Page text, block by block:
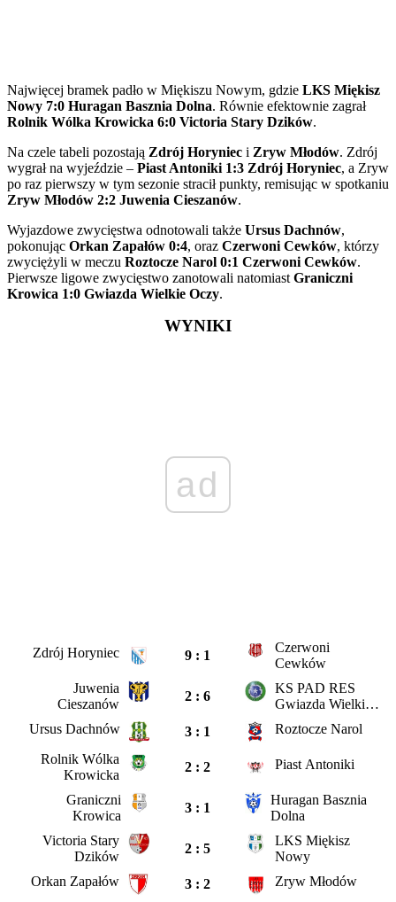
Najwięcej bramek padło w Miękiszu Nowym, gdzie LKS Miękisz
Nowy 7:0 Huragan Basznia Dolna. Równie efektownie zagrał
Rolnik Wólka Krowicka 6:0 Victoria Stary Dzików.
Na czele tabeli pozostają Zdrój Horyniec i Zryw Młodów. Zdrój
wygrał na wyjeździe – Piast Antoniki 1:3 Zdrój Horyniec, a Zryw
po raz pierwszy w tym sezonie stracił punkty, remisując w spotkaniu
Zryw Młodów 2:2 Juwenia Cieszanów.
Wyjazdowe zwycięstwa odnotowali także Ursus Dachnów,
pokonując Orkan Zapałów 0:4, oraz Czerwoni Cewków, którzy
zwyciężyli w meczu Roztocze Narol 0:1 Czerwoni Cewków.
Pierwsze ligowe zwycięstwo zanotowali natomiast Graniczni
Krowica 1:0 Gwiazda Wielkie Oczy.
WYNIKI
ad
Zdrój Horyniec 9 : 1
Czerwoni
Cewków
Juwenia
Cieszanów
2 : 6
KS PAD RES
Gwiazda Wielkie
Ursus Dachnów 3 : 1
Roztocze Narol
Rolnik Wólka
Krowicka
2 : 2 Piast Antoniki
Graniczni
Krowica
3 : 1
Huragan Basznia
Dolna
Victoria Stary
Dzików
2 : 5
LKS Miękisz
Nowy
Orkan Zapałów
3 : 2
Zryw Młodów